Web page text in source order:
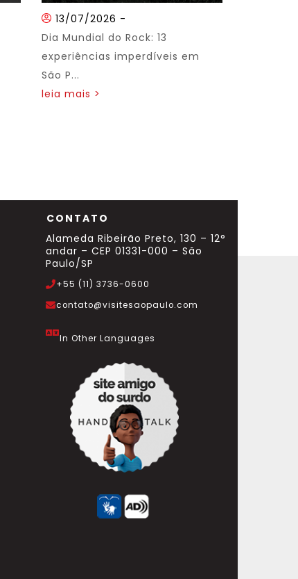
13/07/2026 -
Dia Mundial do Rock: 13
experiências imperdíveis em
São P...
leia mais >
CONTATO
Alameda Ribeirão Preto, 130 – 12°
andar – CEP 01331-000 – São
Paulo/SP
+55 (11) 3736-0600
contato@visitesaopaulo.com
In Other Languages